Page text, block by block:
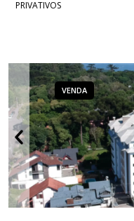
PRIVATIVOS
VENDA